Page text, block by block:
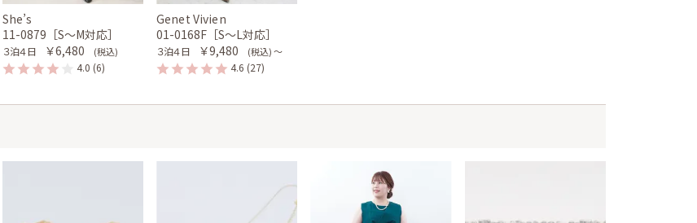
She’s
11-0879［S〜M対応］
３泊４日 ￥6,480 (税込)
4.0 (6)
Genet Vivien
01-0168F［S〜L対応］
３泊４日 ￥9,480 (税込) 〜
4.6 (27)